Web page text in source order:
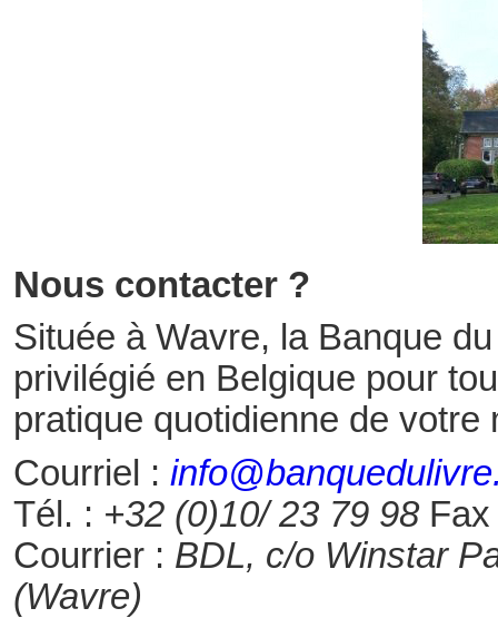
Nous contacter ?
Située à Wavre, la Banque
privilégié en Belgique pour
pratique quotidienne de votre
Courriel :
Tél. : +32 (0)10/ 23 79 98
Courrier : BDL, c/o Winstar
(Wavre)